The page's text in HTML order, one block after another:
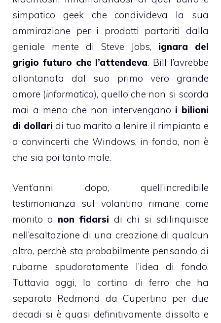
simpatico geek che condivideva la sua
ammirazione per i prodotti partoriti dalla
geniale mente di Steve Jobs, ignara del
grigio futuro che l’attendeva. Bill l’avrebbe
allontanata dal suo primo vero grande
amore (informatico), quello che non si scorda
mai a meno che non intervengano i bilioni
di dollari di tuo marito a lenire il rimpianto e
a convincerti che Windows, in fondo, non è
che sia poi tanto male.
Vent’anni dopo, quell’incredibile
testimonianza sul volantino rimane come
monito a non fidarsi di chi si sdilinquisce
nell’esaltazione di una creazione di qualcun
altro, perchè sta probabilmente pensando di
rubarne spudoratamente l’idea di fondo.
Tuttavia oggi, la cortina di ferro che ha
separato Redmond da Cupertino per due
decadi si è quasi definitivamente dissolta e